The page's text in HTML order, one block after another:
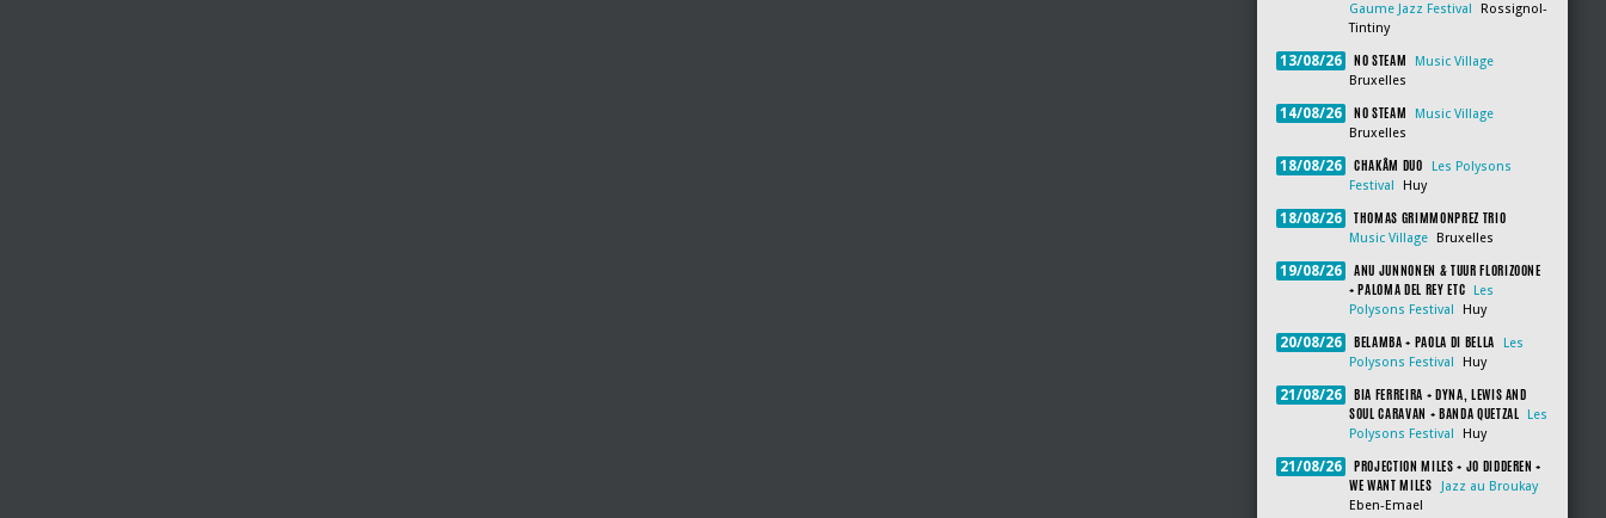
Gaume Jazz Festival
Rossignol-
Tintiny
13/08/26 NO STEAM
Music Village
Bruxelles
14/08/26 NO STEAM
Music Village
Bruxelles
18/08/26 CHAKÂM DUO
Les Polysons
Festival
Huy
18/08/26 THOMAS GRIMMONPREZ TRIO
Music Village Bruxelles
19/08/26
ANU JUNNONEN & TUUR FLORIZOONE
+ PALOMA DEL REY ETC
Les
Polysons Festival
Huy
20/08/26 BELAMBA + PAOLA DI BELLA
Les
Polysons Festival
Huy
21/08/26
BIA FERREIRA + DYNA, LEWIS AND
SOUL CARAVAN + BANDA QUETZAL
Les
Polysons Festival
Huy
21/08/26
PROJECTION MILES + JO DIDDEREN +
WE WANT MILES
Jazz au Broukay
Eben-Emael